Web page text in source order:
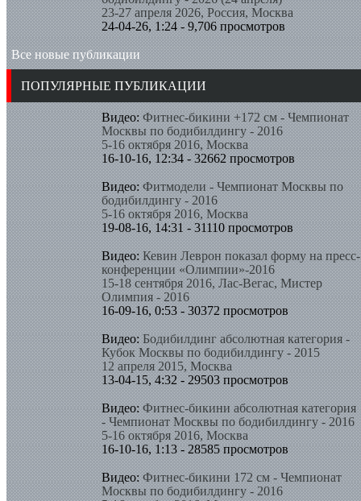
23-27 апреля 2026, Россия, Москва
24-04-26, 1:24 - 9,706 просмотров
Все новые публикации
ПОПУЛЯРНЫЕ ПУБЛИКАЦИИ
Видео: Фитнес-бикини +172 см - Чемпионат
Москвы по бодибилдингу - 2016
5-16 октября 2016, Москва
16-10-16, 12:34 - 32662 просмотров
Видео: Фитмодели - Чемпионат Москвы по
бодибилдингу - 2016
5-16 октября 2016, Москва
19-08-16, 14:31 - 31110 просмотров
Видео: Кевин Леврон показал форму на пресс-
конференции «Олимпии»-2016
15-18 сентября 2016, Лас-Вегас, Мистер
Олимпия - 2016
16-09-16, 0:53 - 30372 просмотров
Видео: Бодибилдинг абсолютная категория -
Кубок Москвы по бодибилдингу - 2015
12 апреля 2015, Москва
13-04-15, 4:32 - 29503 просмотров
Видео: Фитнес-бикини абсолютная категория
- Чемпионат Москвы по бодибилдингу - 2016
5-16 октября 2016, Москва
16-10-16, 1:13 - 28585 просмотров
Видео: Фитнес-бикини 172 см - Чемпионат
Москвы по бодибилдингу - 2016